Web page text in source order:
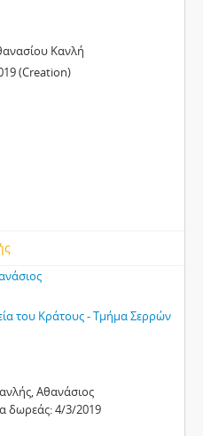
Κανλή
(Creation)
του Κράτους - Τμήμα Σερρών
Αθανάσιος
δωρεάς: 4/3/2019